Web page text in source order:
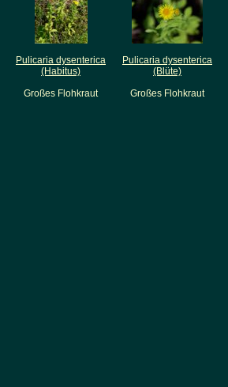
Pulicaria dysenterica
(Habitus)
Großes Flohkraut
Pulicaria dysenterica
(Blüte)
Großes Flohkraut